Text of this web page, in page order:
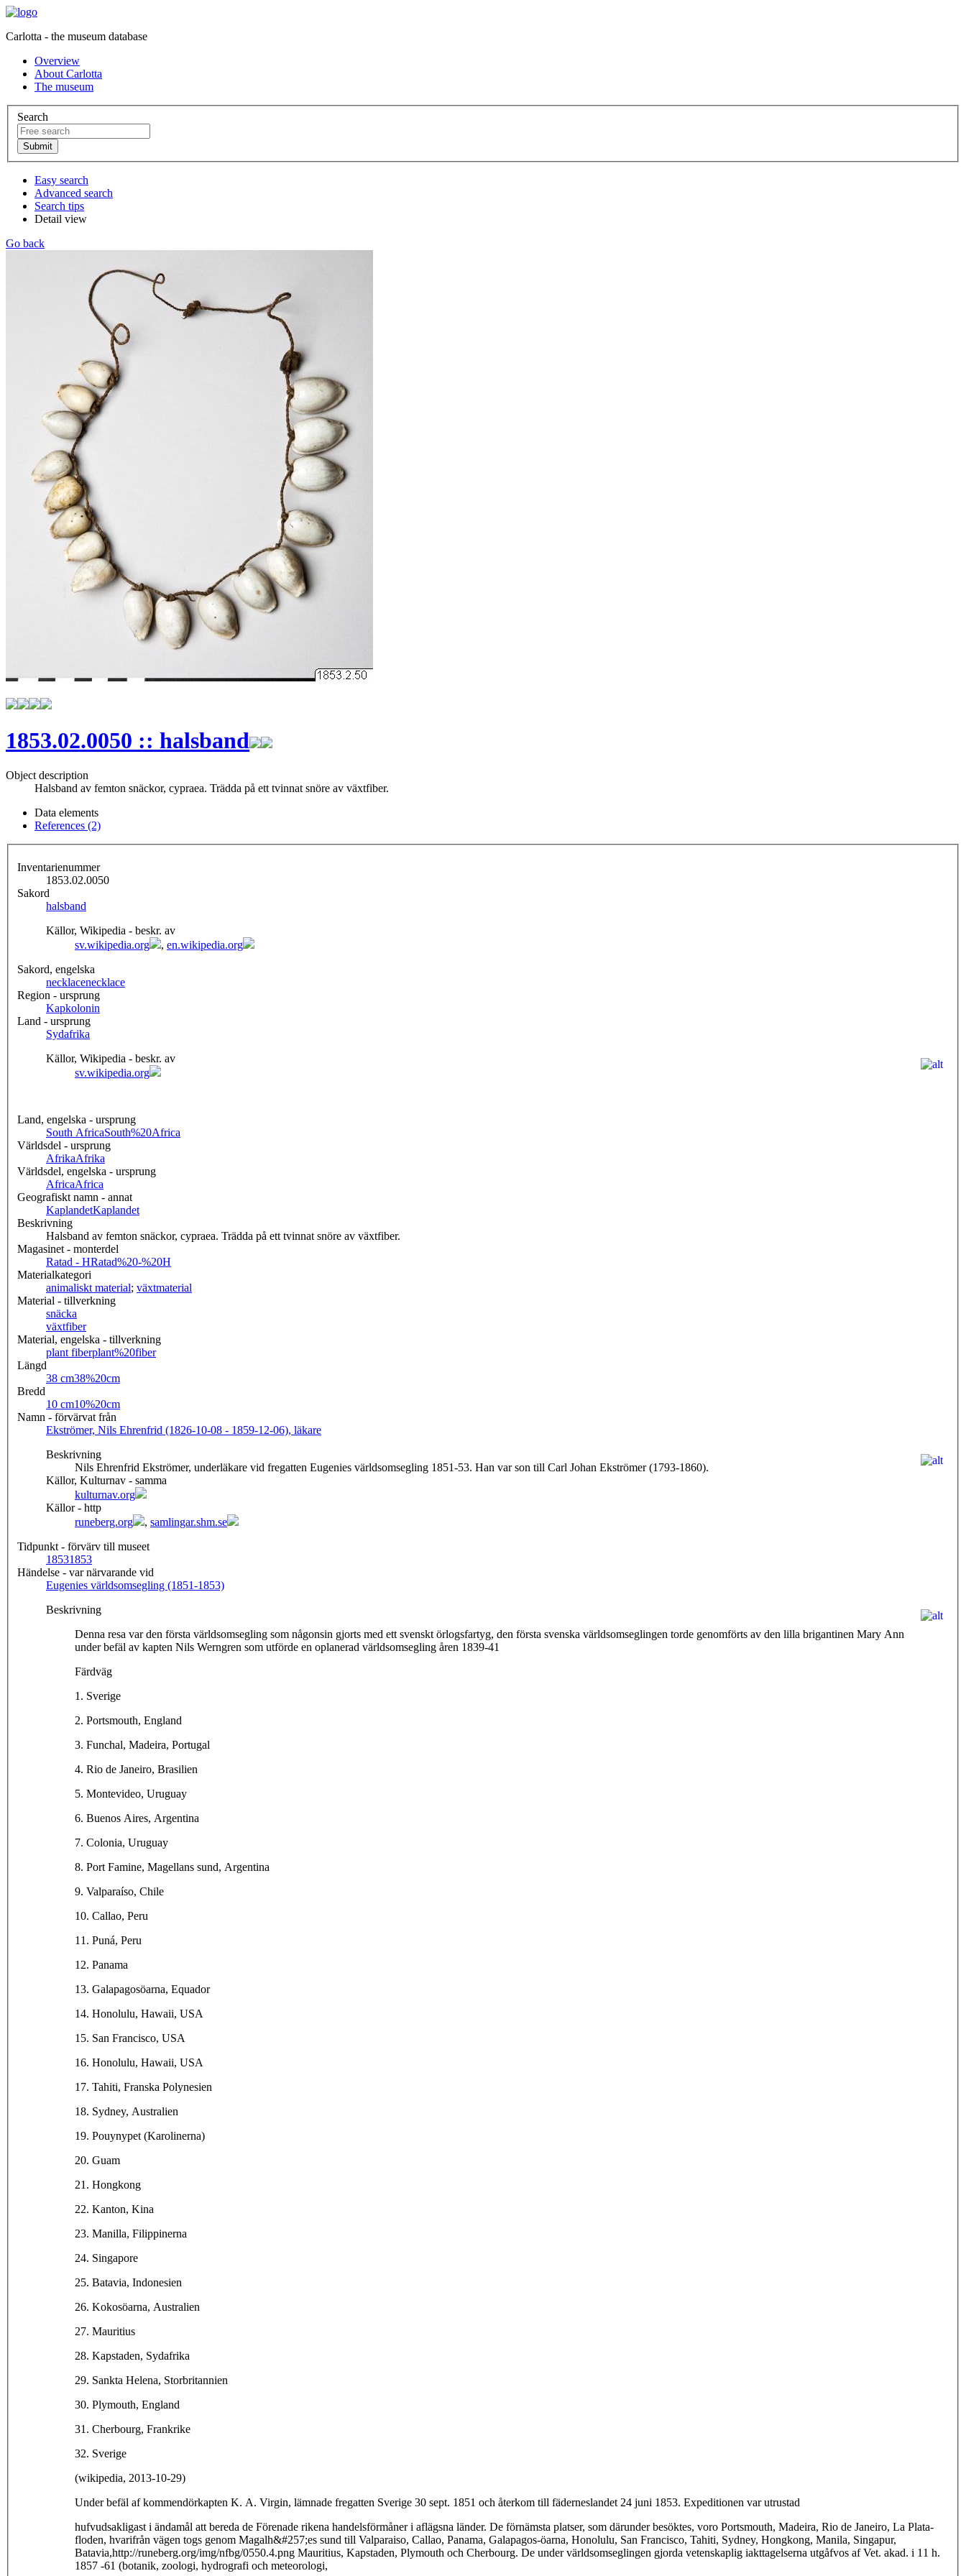
Carlotta - the museum database
Overview
About Carlotta
The museum
Search
Easy search
Advanced search
Search tips
Detail view
Go back
1853.02.0050 :: halsband
Object description
Halsband av femton snäckor, cypraea. Trädda på ett tvinnat snöre av växtfiber.
Data elements
References (2)
Inventarienummer
1853.02.0050
Sakord
halsband
Källor, Wikipedia - beskr. av
sv.wikipedia.org
, en.wikipedia.org
Sakord, engelska
necklacenecklace
Region - ursprung
Kapkolonin
Land - ursprung
Sydafrika
Källor, Wikipedia - beskr. av
sv.wikipedia.org
Land, engelska - ursprung
South AfricaSouth%20Africa
Världsdel - ursprung
AfrikaAfrika
Världsdel, engelska - ursprung
AfricaAfrica
Geografiskt namn - annat
KaplandetKaplandet
Beskrivning
Halsband av femton snäckor, cypraea. Trädda på ett tvinnat snöre av växtfiber.
Magasinet - monterdel
Ratad - HRatad%20-%20H
Materialkategori
animaliskt material; växtmaterial
Material - tillverkning
snäcka
växtfiber
Material, engelska - tillverkning
plant fiberplant%20fiber
Längd
38 cm38%20cm
Bredd
10 cm10%20cm
Namn - förvärvat från
Ekströmer, Nils Ehrenfrid (1826-10-08 - 1859-12-06), läkare
Beskrivning
Nils Ehrenfrid Ekströmer, underläkare vid fregatten Eugenies världsomsegling 1851-53. Han var son till Carl Johan Ekströmer (1793-1860).
Källor, Kulturnav - samma
kulturnav.org
Källor - http
runeberg.org
, samlingar.shm.se
Tidpunkt - förvärv till museet
18531853
Händelse - var närvarande vid
Eugenies världsomsegling (1851-1853)
Beskrivning
Denna resa var den första världsomsegling som någonsin gjorts med ett svenskt örlogsfartyg, den första svenska världsomseglingen torde genomförts av den lilla brigantinen Mary Ann
under befäl av kapten Nils Werngren som utförde en oplanerad världsomsegling åren 1839-41
Färdväg
1. Sverige
2. Portsmouth, England
3. Funchal, Madeira, Portugal
4. Rio de Janeiro, Brasilien
5. Montevideo, Uruguay
6. Buenos Aires, Argentina
7. Colonia, Uruguay
8. Port Famine, Magellans sund, Argentina
9. Valparaíso, Chile
10. Callao, Peru
11. Puná, Peru
12. Panama
13. Galapagosöarna, Equador
14. Honolulu, Hawaii, USA
15. San Francisco, USA
16. Honolulu, Hawaii, USA
17. Tahiti, Franska Polynesien
18. Sydney, Australien
19. Pouynypet (Karolinerna)
20. Guam
21. Hongkong
22. Kanton, Kina
23. Manilla, Filippinerna
24. Singapore
25. Batavia, Indonesien
26. Kokosöarna, Australien
27. Mauritius
28. Kapstaden, Sydafrika
29. Sankta Helena, Storbritannien
30. Plymouth, England
31. Cherbourg, Frankrike
32. Sverige
(wikipedia, 2013-10-29)
Under befäl af kommendörkapten K. A. Virgin, lämnade fregatten Sverige 30 sept. 1851 och återkom till fäderneslandet 24 juni 1853. Expeditionen var utrustad
hufvudsakligast i ändamål att bereda de Förenade rikena handelsförmåner i aflägsna länder. De förnämsta platser, som därunder besöktes, voro Portsmouth, Madeira, Rio de Janeiro, La Plata-
floden, hvarifrån vägen togs genom Magalh&#257;es sund till Valparaiso, Callao, Panama, Galapagos-öarna, Honolulu, San Francisco, Tahiti, Sydney, Hongkong, Manila, Singapur,
Batavia,http://runeberg.org/img/nfbg/0550.4.png Mauritius, Kapstaden, Plymouth och Cherbourg. De under världsomseglingen gjorda vetenskaplig iakttagelserna utgåfvos af Vet. akad. i 11 h.
1857 -61 (botanik, zoologi, hydrografi och meteorologi,